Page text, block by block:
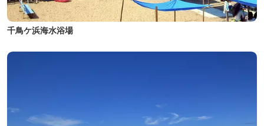
千鳥ケ浜海水浴場